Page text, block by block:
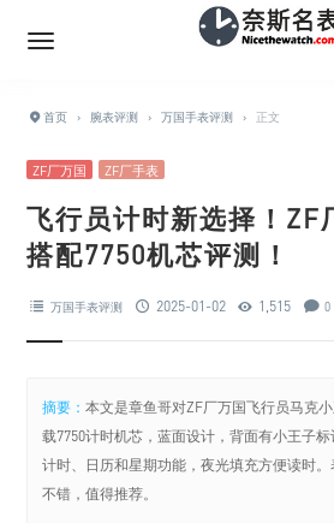
首页 › 腕表评测 › 万国手表评测 › 正文
ZF厂万国 ZF厂手表
飞行员计时新选择！ZF
搭配7750机芯评测！
万国手表评测 2025-01-02 1,515 0
摘要：本文是章鱼哥对ZF厂万国飞行员马克
载7750计时机芯，蓝面设计，背面有小王子
计时、日历和星期功能，夜光填充方便读时
不错，值得推荐。